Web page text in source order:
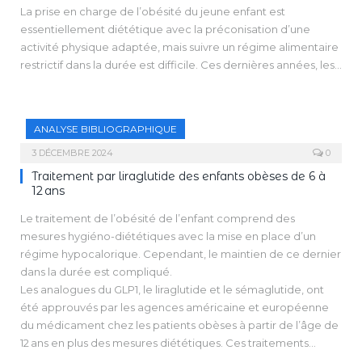
comprenant l’augmentation de l’activité physique, est le
pilier du traitement. Cet effort doit être maintenu même si un
traitement pharmacologique est nécessaire. Dans ce cas, il
convient d’utiliser les IEC/ARA2 car leur mécanisme d’action
sur la HTA.
La prise en charge de l’obésité du jeune enfant est
essentiellement diététique avec la préconisation d’une
activité physique adaptée, mais suivre un régime alimentaire
restrictif dans la durée est difficile. Ces dernières années, les
obèses de plus de 12 ans, en association avec la poursuite des
règles hygiéno-­diététiques. Ces médicaments ont une
action centrale, et augmentent les signaux de satiété, tout en
réduisant l’appétit et la prise alimentaire. Une augmentation
des taux d’insuline post-prandiaux, une diminution de la
sont également observés.
ANALYSE BIBLIOGRAPHIQUE
3 DÉCEMBRE 2024 0
Traitement par liraglutide des enfants obèses de 6 à
12 ans
Le traitement de l’obésité de l’enfant comprend des
mesures hygiéno-diététiques avec la mise en place d’un
régime hypocalorique. Cependant, le maintien de ce dernier
dans la durée est compliqué.
Les analogues du GLP1, le liraglutide et le sémaglutide, ont
été approuvés par les agences américaine et européenne
du médicament chez les patients obèses à partir de l’âge de
12 ans en plus des mesures diététiques. Ces traitements